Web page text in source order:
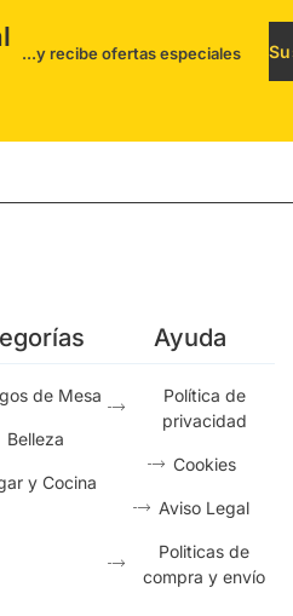
...y recibe ofertas especiales
de Mesa
Belleza
y Cocina
Ayuda
Política de
privacidad
Cookies
Aviso Legal
Politicas de
compra y envío